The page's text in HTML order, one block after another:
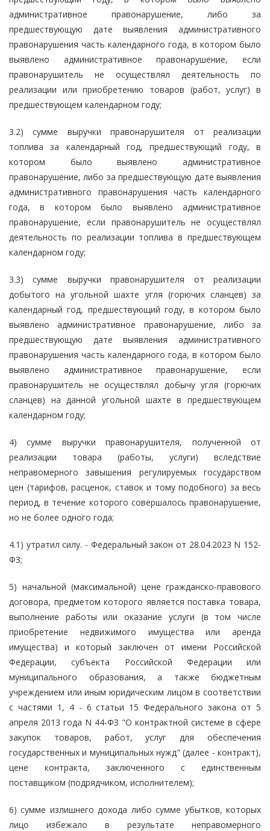
административное правонарушение, либо за
предшествующую дате выявления административного
правонарушения часть календарного года, в котором было
выявлено административное правонарушение, если
правонарушитель не осуществлял деятельность по
реализации или приобретению товаров (работ, услуг) в
предшествующем календарном году;
3.2) сумме выручки правонарушителя от реализации
топлива за календарный год, предшествующий году, в
котором было выявлено административное
правонарушение, либо за предшествующую дате выявления
административного правонарушения часть календарного
года, в котором было выявлено административное
правонарушение, если правонарушитель не осуществлял
деятельность по реализации топлива в предшествующем
календарном году;
3.3) сумме выручки правонарушителя от реализации
добытого на угольной шахте угля (горючих сланцев) за
календарный год, предшествующий году, в котором было
выявлено административное правонарушение, либо за
предшествующую дате выявления административного
правонарушения часть календарного года, в котором было
выявлено административное правонарушение, если
правонарушитель не осуществлял добычу угля (горючих
сланцев) на данной угольной шахте в предшествующем
календарном году;
4) сумме выручки правонарушителя, полученной от
реализации товара (работы, услуги) вследствие
неправомерного завышения регулируемых государством
цен (тарифов, расценок, ставок и тому подобного) за весь
период, в течение которого совершалось правонарушение,
но не более одного года;
4.1) утратил силу. - Федеральный закон от 28.04.2023 N 152-
ФЗ;
5) начальной (максимальной) цене гражданско-правового
договора, предметом которого является поставка товара,
выполнение работы или оказание услуги (в том числе
приобретение недвижимого имущества или аренда
имущества) и который заключен от имени Российской
Федерации, субъекта Российской Федерации или
муниципального образования, а также бюджетным
учреждением или иным юридическим лицом в соответствии
с частями 1, 4 - 6 статьи 15 Федерального закона от 5
апреля 2013 года N 44-ФЗ "О контрактной системе в сфере
закупок товаров, работ, услуг для обеспечения
государственных и муниципальных нужд" (далее - контракт),
цене контракта, заключенного с единственным
поставщиком (подрядчиком, исполнителем);
6) сумме излишнего дохода либо сумме убытков, которых
лицо избежало в результате неправомерного